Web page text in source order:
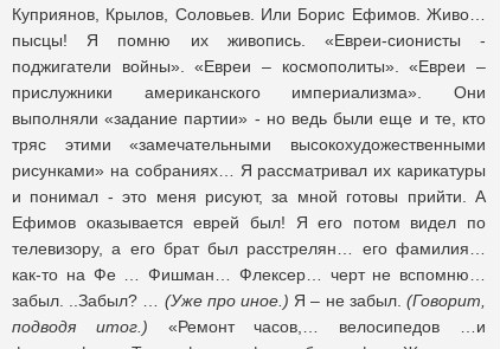
Куприянов, Крылов, Соловьев. Или Борис Ефимов. Живо…
пысцы! Я помню их живопись. «Евреи-сионисты -
поджигатели войны». «Евреи – космополиты». «Евреи –
прислужники американского империализма». Они
выполняли «задание партии» - но ведь были еще и те, кто
тряс этими «замечательными высокохудожественными
рисунками» на собраниях… Я рассматривал их карикатуры
и понимал - это меня рисуют, за мной готовы прийти. А
Ефимов оказывается еврей был! Я его потом видел по
телевизору, а его брат был расстрелян… его фамилия…
как-то на Фе … Фишман… Флексер… черт не вспомню…
забыл. ..Забыл? … (Уже про иное.) Я – не забыл.(Говорит,
подводя итог.) «Ремонт часов,… велосипедов …и